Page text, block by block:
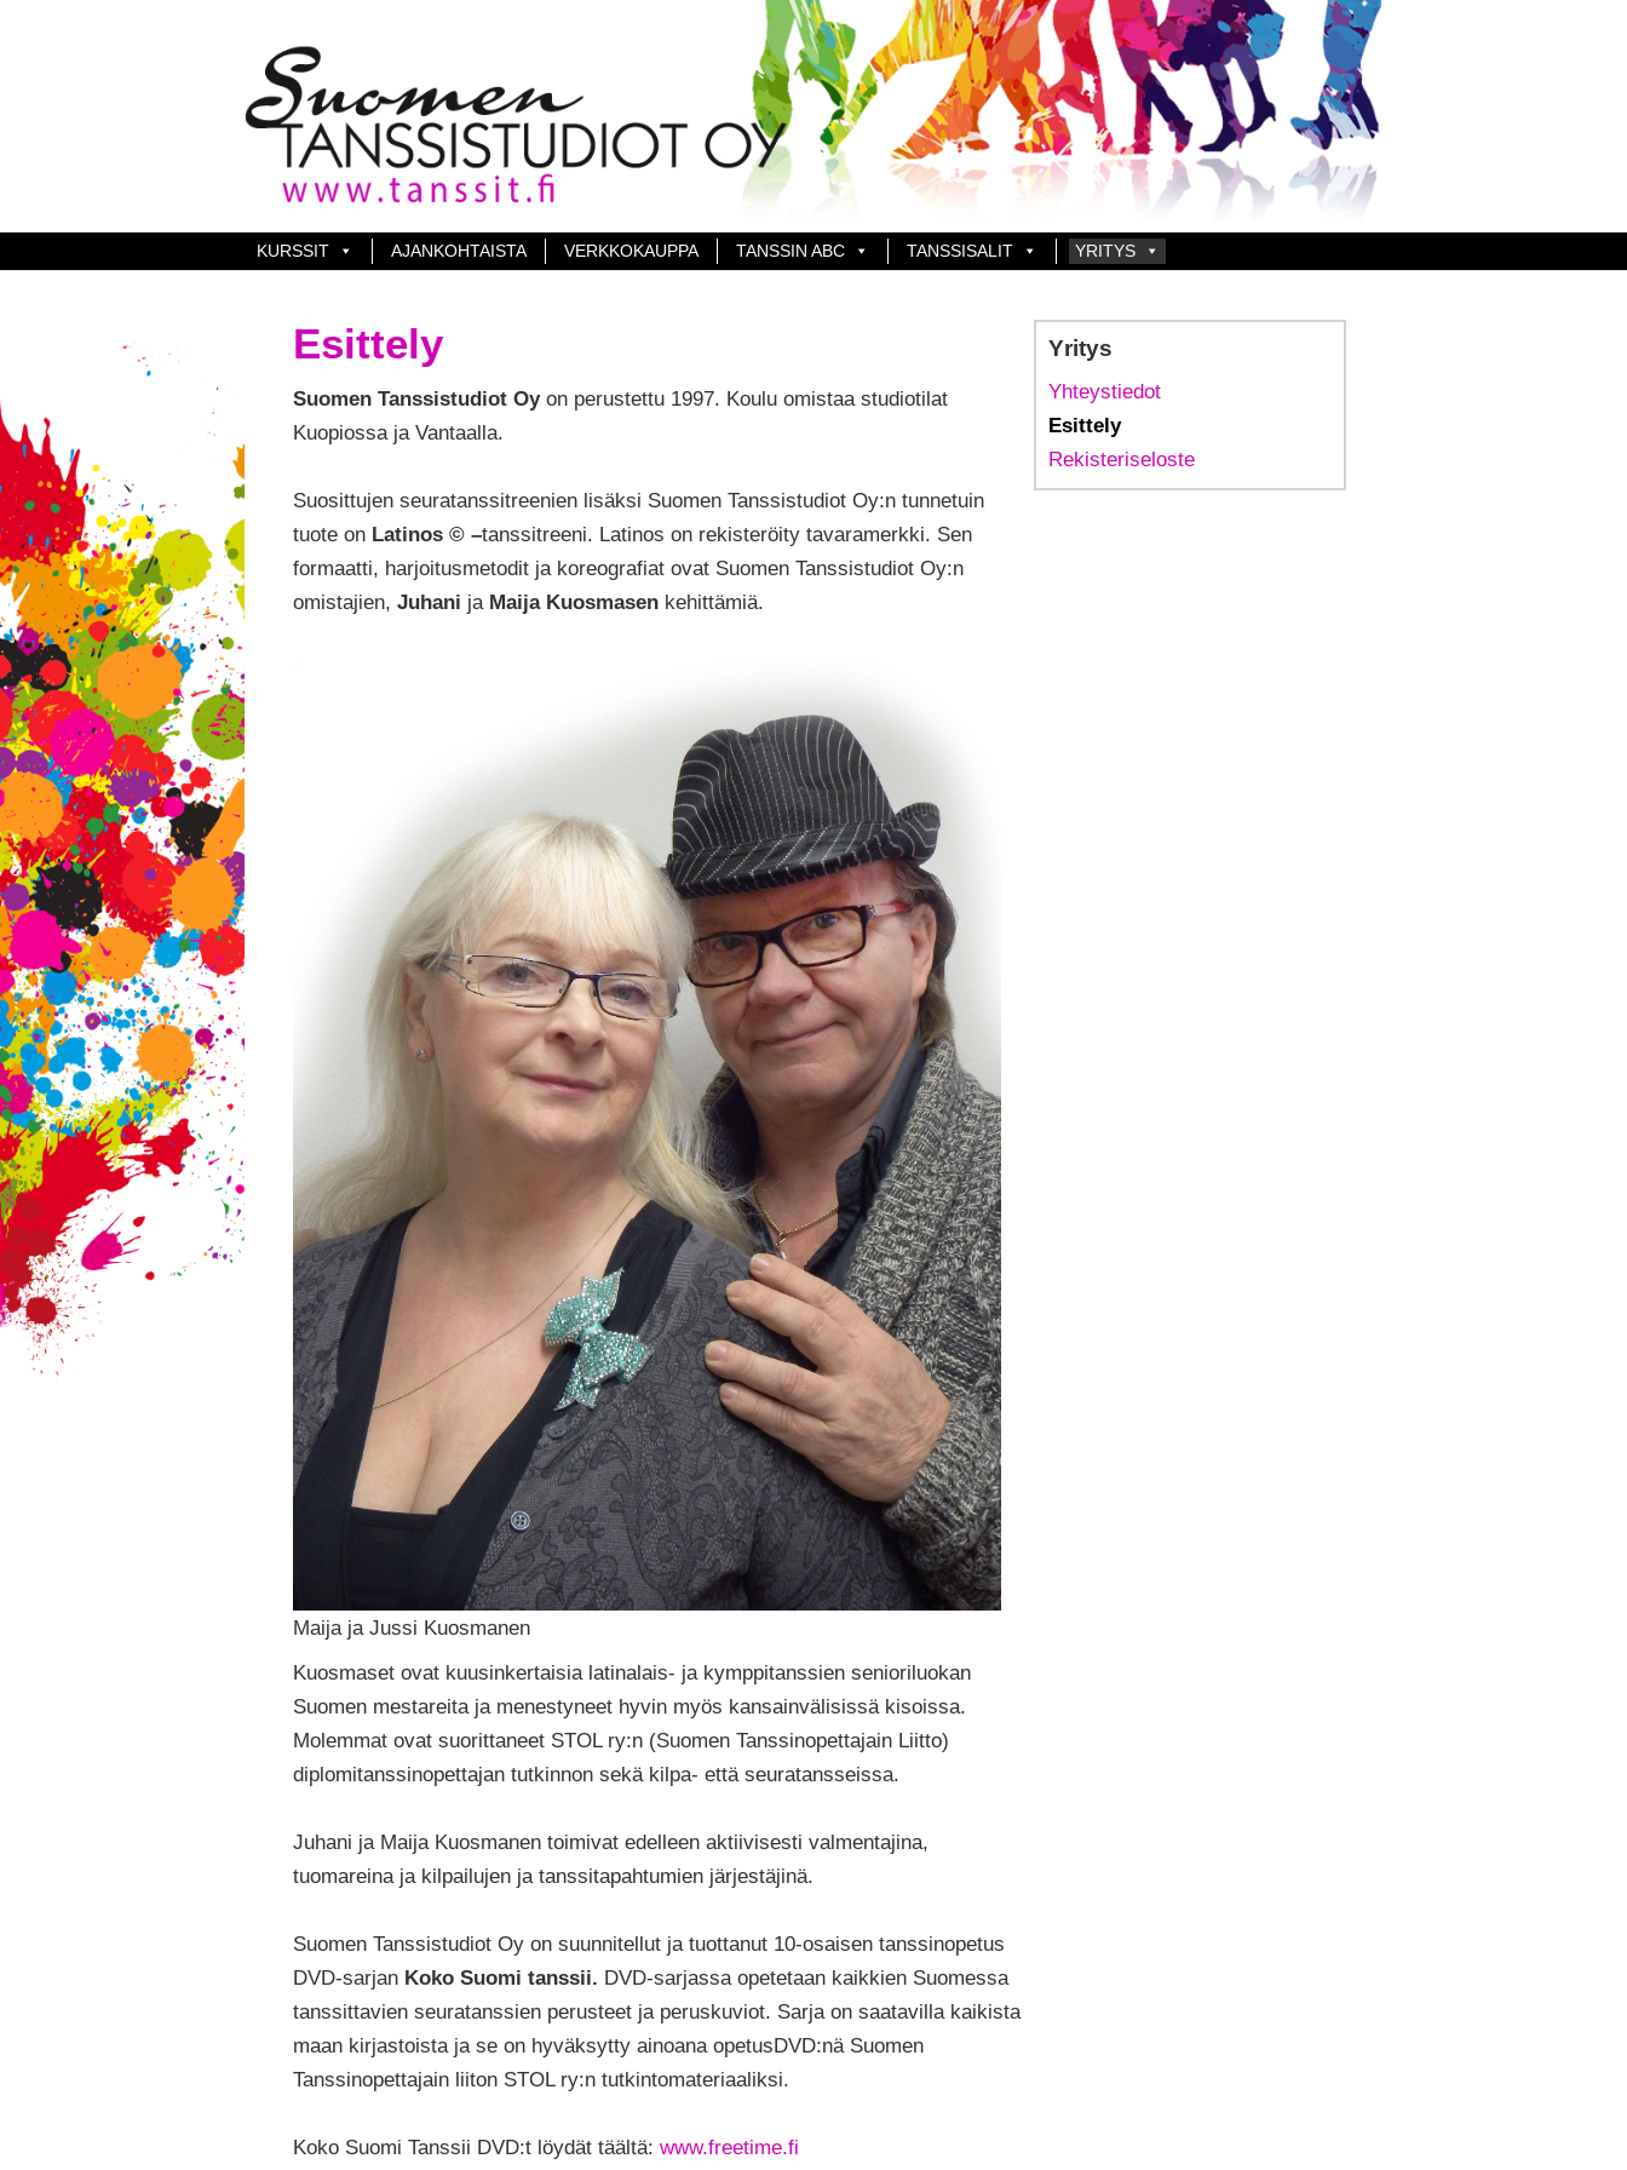
KURSSIT AJANKOHTAISTA VERKKOKAUPPA TANSSIN ABC TANSSISALIT YRITYS
Esittely
Suomen Tanssistudiot Oyon perustettu 1997. Koulu omistaa studiotilat
Kuopiossa ja Vantaalla.
Suosittujen seuratanssitreenien lisäksi Suomen Tanssistudiot Oy:n tunnetuin
tuote on Latinos © –tanssitreeni. Latinos on rekisteröity tavaramerkki. Sen
formaatti, harjoitusmetodit ja koreografiat ovat Suomen Tanssistudiot Oy:n
omistajien, Juhani ja Maija Kuosmasenkehittämiä.
Maija ja Jussi Kuosmanen
Kuosmaset ovat kuusinkertaisia latinalais- ja kymppitanssien senioriluokan
Suomen mestareita ja menestyneet hyvin myös kansainvälisissä kisoissa.
Molemmat ovat suorittaneet STOL ry:n (Suomen Tanssinopettajain Liitto)
diplomitanssinopettajan tutkinnon sekä kilpa- että seuratansseissa.
Juhani ja Maija Kuosmanen toimivat edelleen aktiivisesti valmentajina,
tuomareina ja kilpailujen ja tanssitapahtumien järjestäjinä.
Suomen Tanssistudiot Oy on suunnitellut ja tuottanut 10-osaisen tanssinopetus
DVD-sarjan Koko Suomi tanssii. DVD-sarjassa opetetaan kaikkien Suomessa
tanssittavien seuratanssien perusteet ja peruskuviot. Sarja on saatavilla kaikista
maan kirjastoista ja se on hyväksytty ainoana opetusDVD:nä Suomen
Tanssinopettajain liiton STOL ry:n tutkintomateriaaliksi.
Koko Suomi Tanssii DVD:t löydät täältä: www.freetime.fi
Yritys
Yhteystiedot
Esittely
Rekisteriseloste